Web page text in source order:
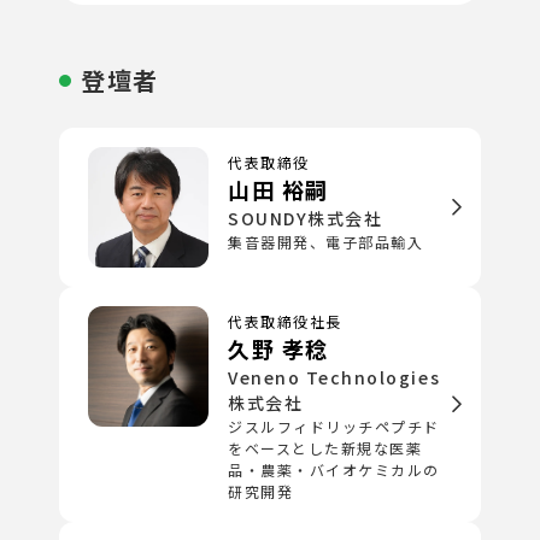
登壇者
代表取締役
山田 裕嗣
SOUNDY株式会社
集音器開発、電子部品輸入
代表取締役社長
久野 孝稔
Veneno Technologies
株式会社
ジスルフィドリッチペプチド
をベースとした新規な医薬
品・農薬・バイオケミカルの
研究開発